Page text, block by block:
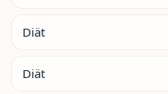
Diät
Diät